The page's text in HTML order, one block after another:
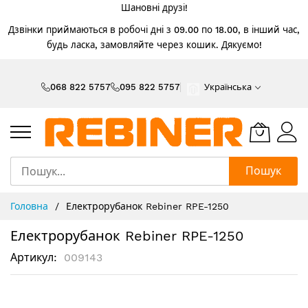
Шановні друзі!
Дзвінки приймаються в робочі дні з 09.00 по 18.00, в інший час,
будь ласка, замовляйте через кошик. Дякуємо!
068 822 5757 095 822 5757 Українська
Пошук
Головна Електрорубанок Rebiner RPE-1250
Електрорубанок Rebiner RPE-1250
Артикул 009143